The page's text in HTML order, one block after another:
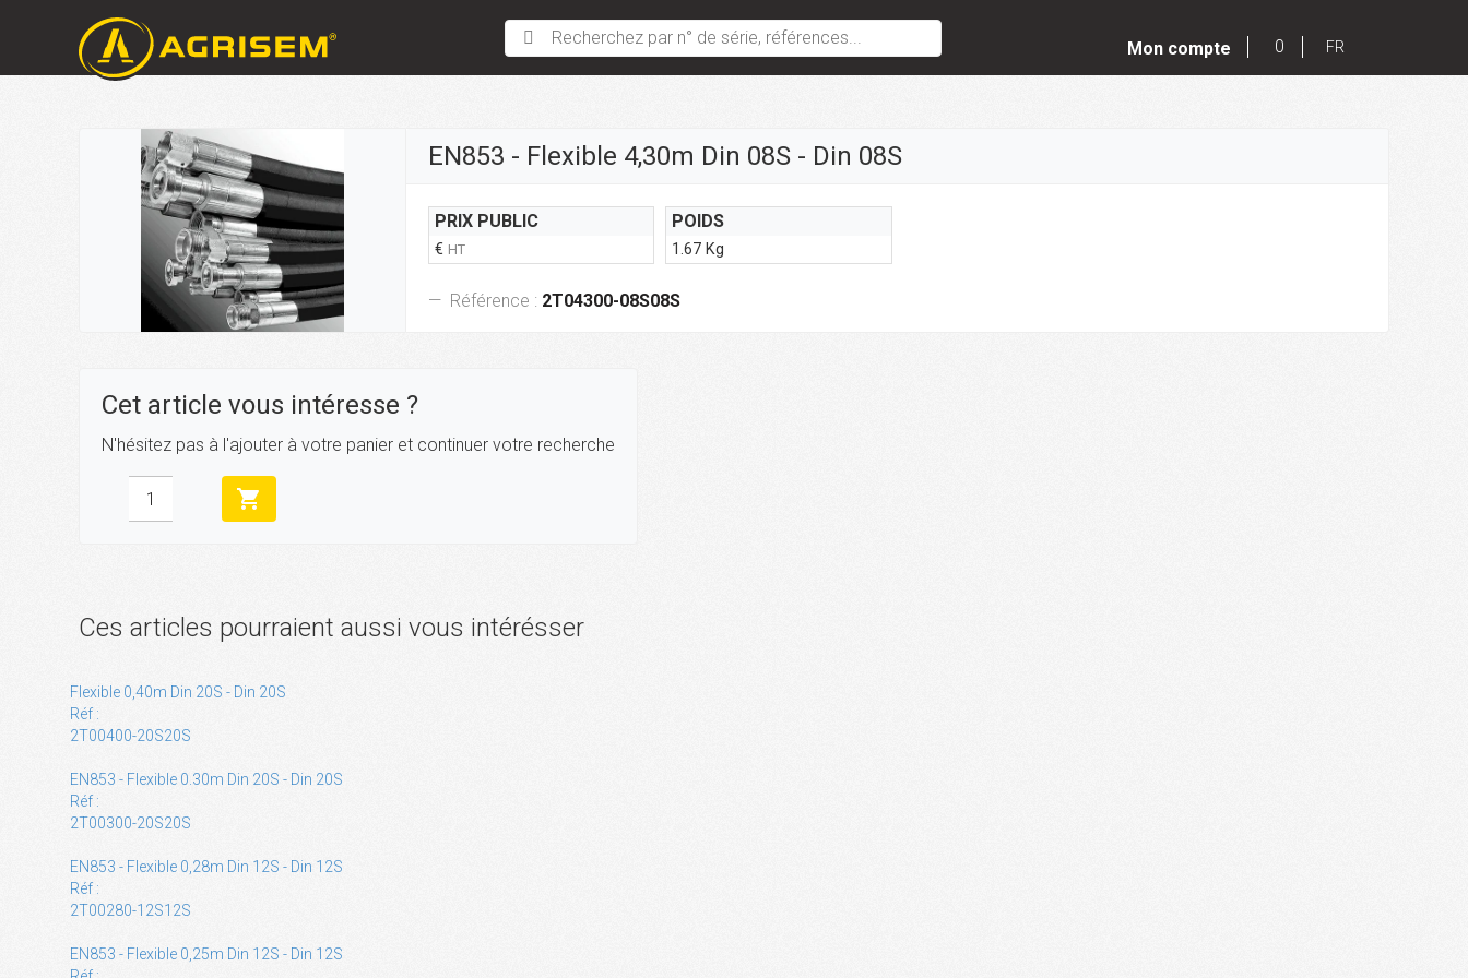
Recherchez par n° de série, références...
Mon compte 0 FR
EN853 - Flexible 4,30m Din 08S - Din 08S
PRIX PUBLIC
€ HT
POIDS
1.67 Kg
Référence : 2T04300-08S08S
Cet article vous intéresse ?
N'hésitez pas à l'ajouter à votre panier et continuer votre recherche
shopping_cart
Ces articles pourraient aussi vous intérésser
Flexible 0,40m Din 20S - Din 20S
Réf :
2T00400-20S20S
EN853 - Flexible 0.30m Din 20S - Din 20S
Réf :
2T00300-20S20S
EN853 - Flexible 0,28m Din 12S - Din 12S
Réf :
2T00280-12S12S
EN853 - Flexible 0,25m Din 12S - Din 12S